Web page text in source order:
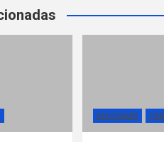
SECCIONES